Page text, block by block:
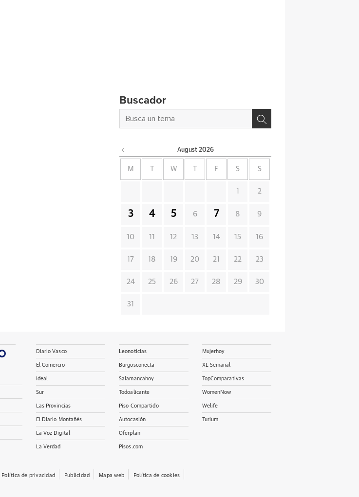
Buscador
August 2026
M W F S S
1 2
3 4 5 6 7 8 9
10 11 12 13 14 15 16
17 18 19 20 21 22 23
24 25 26 27 28 29 30
31
Diario Vasco
El Comercio
Ideal
Sur
Las Provincias
El Diario Montañés
La Voz Digital
La Verdad
Leonoticias
Burgosconecta
Salamancahoy
Todoalicante
Piso Compartido
Autocasión
Oferplan
Pisos.com
Mujerhoy
XL Semanal
TopComparativas
WomenNow
Welife
Turium
Política de privacidad Publicidad Mapa web Política de cookies